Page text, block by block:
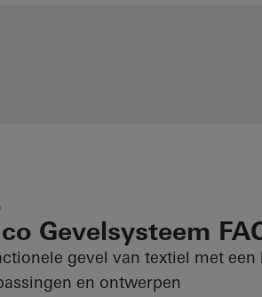
Gevelsysteem
gevel van textiel met een
en ontwerpen